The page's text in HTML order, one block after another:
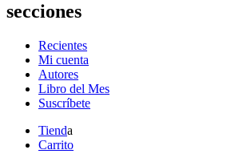
secciones
Recientes
Mi cuenta
Autores
Libro del Mes
Suscríbete
Tienda
Carrito